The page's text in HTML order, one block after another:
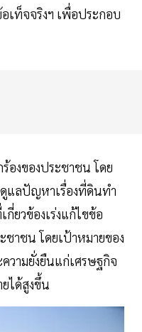
เท็จจริงฯ เพื่อประกอบ
องของประชาชน โดย
แลปัญหาเรื่องที่ดินทำ
ยวข้องเร่งแก้ไขข้อ
ชาชน โดยเป้าหมายของ
ความยั่งยืนแก่เศรษฐกิจ
ได้สูงขึ้น